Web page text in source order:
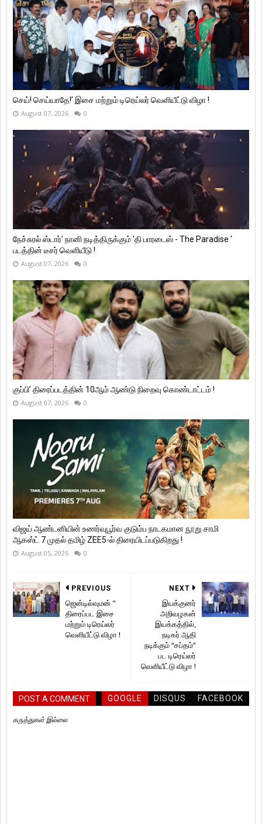
செய்! செய்யாதே!’ இசை மற்றும் டிரெய்லர் வெளியீட்டு விழா !
August 07, 2026 0
நேச்சுரல் ஸ்டார்' நானி நடித்திருக்கும் 'தி பாரடைஸ் - The Paradise '
படத்தின் டீசர் வெளியீடு !
August 07, 2026 0
குப்பி’ திரைப்படத்தின் 10ஆம் ஆண்டு நிறைவு கொண்டாட்டம் !
August 07, 2026 0
விஜய் ஆண்டனியின் உணர்வுபூர்வ குடும்ப நாடகமான நூறு சாமி
ஆகஸ்ட் 7 முதல் தமிழ் ZEE5-ல் திரையிடப்படுகிறது !
August 05, 2026 0
NEXT
இயக்குனர்
அறிவழகன்
இயக்கத்தில்,
நடிகர் ஆதி
நடிக்கும் “சப்தம்”
பட டிரெய்லர்
வெளியீட்டு விழா !
PREVIOUS
ஜென்டில்வுமன் "
திரைப்பட இசை
மற்றும் டிரெய்லர்
வெளியீட்டு விழா !
POST A COMMENT GOOGLE DISQUS FACEBOOK
கருத்துகள் இல்லை